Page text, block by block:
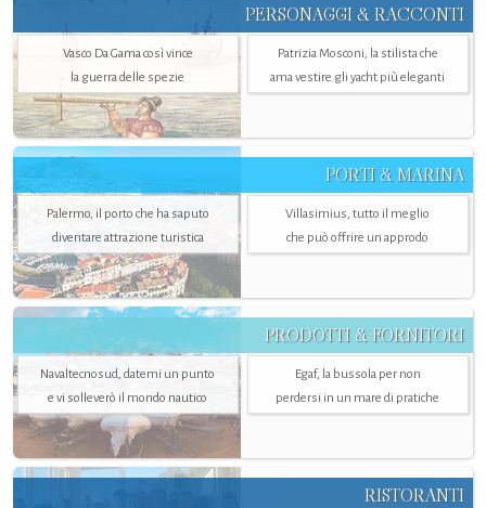
PERSONAGGI & RACCONTI
Vasco Da Gama così vince
la guerra delle spezie
Patrizia Mosconi, la stilista che
ama vestire gli yacht più eleganti
PORTI & MARINA
Palermo, il porto che ha saputo
diventare attrazione turistica
Villasimius, tutto il meglio
che può offrire un approdo
PRODOTTI & FORNITORI
Navaltecnosud, datemi un punto
e vi solleverò il mondo nautico
Egaf, la bussola per non
perdersi in un mare di pratiche
RISTORANTI